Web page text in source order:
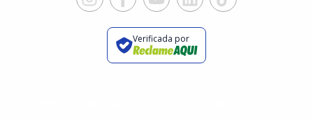
Verificada por